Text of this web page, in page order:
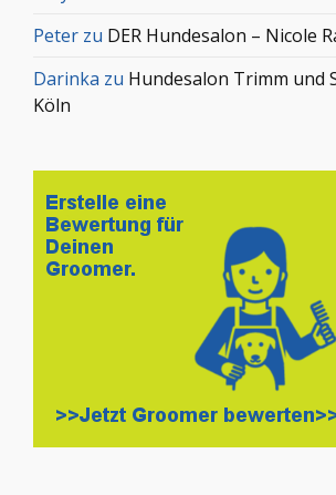
Peter zu DER Hundesalon – Nicole
Darinka zu Hundesalon Trimm und
Köln